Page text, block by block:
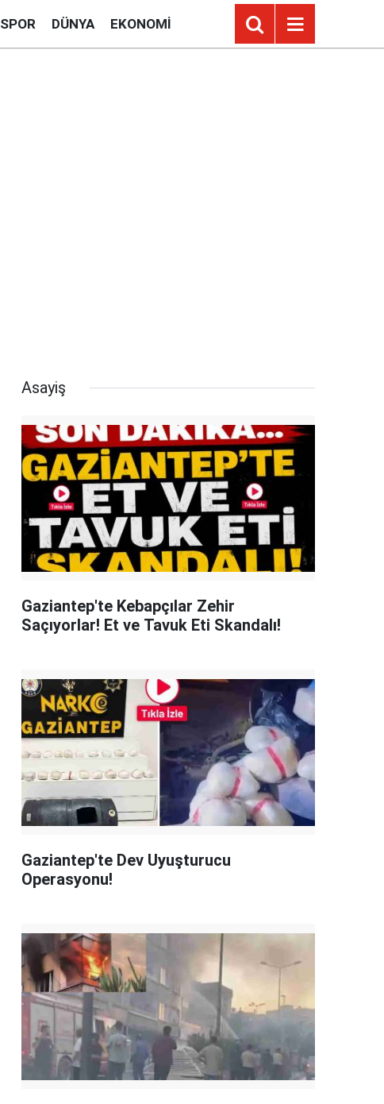
SPOR DÜNYA EKONOMI
Asayiş
Gaziantep'te Kebapçılar Zehir
Saçıyorlar! Et ve Tavuk Eti Skandalı!
Gaziantep'te Dev Uyuşturucu
Operasyonu!